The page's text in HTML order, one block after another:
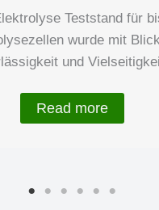
Teststand für
wurde mit
und
Read more